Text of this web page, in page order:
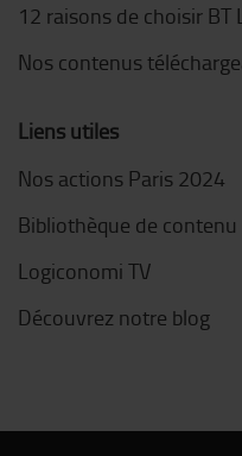
12 raisons de choisir BT
Nos contenus
Liens utiles
Nos actions Paris 2024
Bibliothèque de contenu
Logiconomi TV
Découvrez notre blog